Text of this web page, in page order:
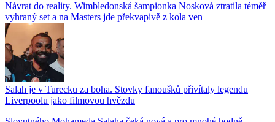
Návrat do reality. Wimbledonská šampionka Nosková ztratila téměř
vyhraný set a na Masters jde překvapivě z kola ven
Salah je v Turecku za boha. Stovky fanoušků přivítaly legendu
Liverpoolu jako filmovou hvězdu